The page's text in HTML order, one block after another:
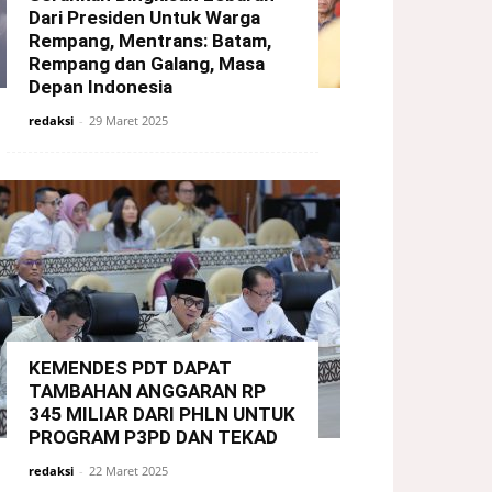
Dari Presiden Untuk Warga
Rempang, Mentrans: Batam,
Rempang dan Galang, Masa
Depan Indonesia
redaksi - 29 Maret 2025
KEMENDES PDT DAPAT
TAMBAHAN ANGGARAN RP
345 MILIAR DARI PHLN UNTUK
PROGRAM P3PD DAN TEKAD
redaksi - 22 Maret 2025